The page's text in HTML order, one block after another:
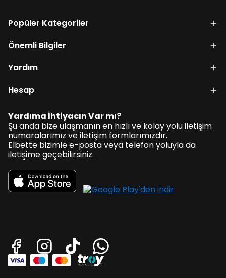
Popüler Kategoriler
Önemli Bilgiler
Yardım
Hesap
Yardıma İhtiyacın Var mı?
Şu anda bize ulaşmanın en hızlı ve kolay yolu iletişim
numaralarımız ve iletişim formlarımızdır.
Elbette bizimle e-posta veya telefon yoluyla da
iletişime geçebilirsiniz.